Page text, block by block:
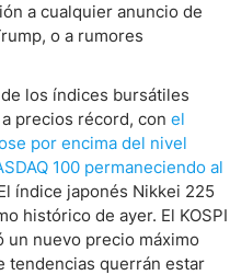
a cualquier anuncio de
o a rumores
los índices bursátiles
precios récord, con el
por encima del nivel
100 permaneciendo al
índice japonés Nikkei 225
histórico de ayer. El KOSPI
un nuevo precio máximo
tendencias querrán estar